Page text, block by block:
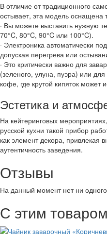
В отличие от традиционного
остывает, эта модель оснащена
· Вы можете выставить нужную
70°C, 80°C, 90°C или 100°C).
· Электроника автоматически
допуская перегрева или
· Это критически важно для
(зеленого, улуна, пуэра) или
кофе, где крутой кипяток может
Эстетика и
На кейтеринговых
русской кухни такой прибор
как элемент декора, привлекая
аутентичность заведения.
Отзывы
На данный момент нет ни
С этим